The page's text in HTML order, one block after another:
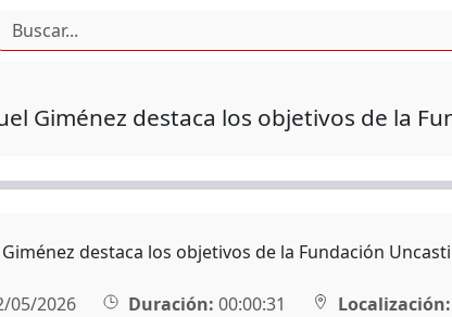
Giménez destaca los objetivos de la
Giménez destaca los objetivos de la Fundación
05/2026 Duración: 00:00:31 Localización: